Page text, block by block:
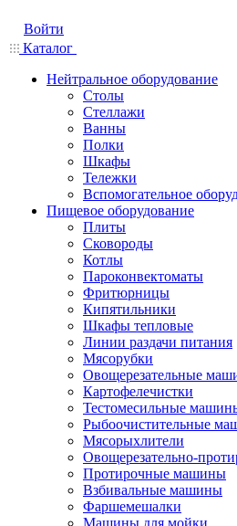
Войти
Каталог
Нейтральное оборудование
Столы
Стеллажи
Ванны
Полки
Шкафы
Тележки
Вспомогательное
Пищевое оборудование
Плиты
Сковороды
Котлы
Пароконвектоматы
Фритюрницы
Кипятильники
Шкафы тепловые
Линии раздачи питания
Мясорубки
Овощерезательные
Картофелечистки
Тестомесильные
Рыбоочистительные
Мясорыхлители
Овощерезательно-
Протирочные машины
Взбивальные машины
Фаршемешалки
Машины для мойки